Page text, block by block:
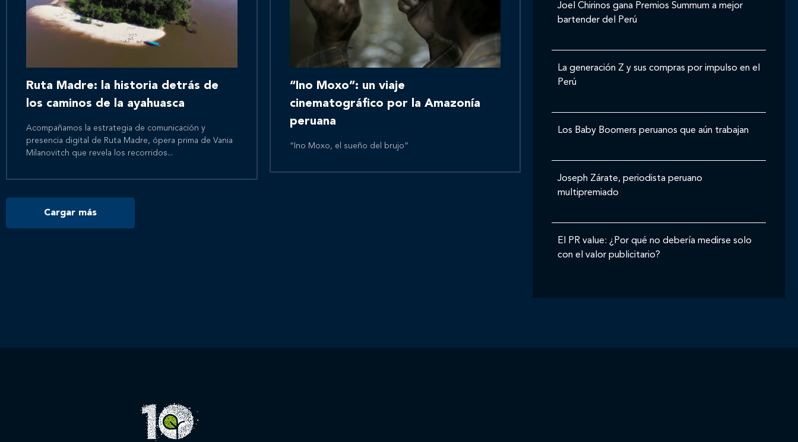
Contáctanos
Ruta Madre: la historia detrás de
los caminos de la ayahuasca
Acompañamos la estrategia de comunicación y
presencia digital de Ruta Madre, ópera prima de Vania
Milanovitch que revela los recorridos...
“Ino Moxo”: un viaje
cinematográfico por la Amazonía
peruana
“Ino Moxo, el sueño del brujo”
Cargar más
Joel Chirinos gana Premios Summum a mejor
bartender del Perú
La generación Z y sus compras por impulso en el
Perú
Los Baby Boomers peruanos que aún trabajan
Joseph Zárate, periodista peruano
multipremiado
El PR value: ¿Por qué no debería medirse solo
con el valor publicitario?